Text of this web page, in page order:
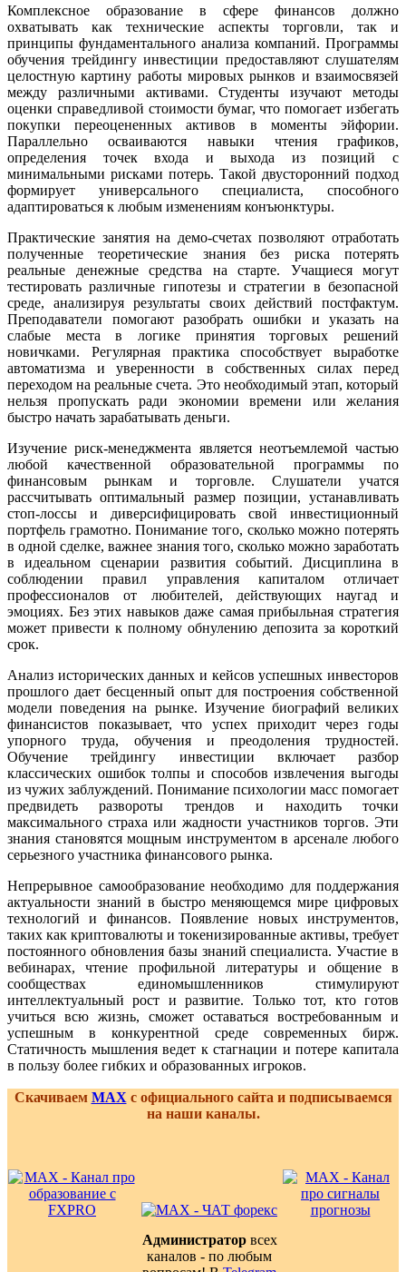
Комплексное образование в сфере финансов должно
охватывать как технические аспекты торговли, так и
принципы фундаментального анализа компаний. Программы
обучения трейдингу инвестиции предоставляют слушателям
целостную картину работы мировых рынков и взаимосвязей
между различными активами. Студенты изучают методы
оценки справедливой стоимости бумаг, что помогает избегать
покупки переоцененных активов в моменты эйфории.
Параллельно осваиваются навыки чтения графиков,
определения точек входа и выхода из позиций с
минимальными рисками потерь. Такой двусторонний подход
формирует универсального специалиста, способного
адаптироваться к любым изменениям конъюнктуры.
Практические занятия на демо-счетах позволяют отработать
полученные теоретические знания без риска потерять
реальные денежные средства на старте. Учащиеся могут
тестировать различные гипотезы и стратегии в безопасной
среде, анализируя результаты своих действий постфактум.
Преподаватели помогают разобрать ошибки и указать на
слабые места в логике принятия торговых решений
новичками. Регулярная практика способствует выработке
автоматизма и уверенности в собственных силах перед
переходом на реальные счета. Это необходимый этап, который
нельзя пропускать ради экономии времени или желания
быстро начать зарабатывать деньги.
Изучение риск-менеджмента является неотъемлемой частью
любой качественной образовательной программы по
финансовым рынкам и торговле. Слушатели учатся
рассчитывать оптимальный размер позиции, устанавливать
стоп-лоссы и диверсифицировать свой инвестиционный
портфель грамотно. Понимание того, сколько можно потерять
в одной сделке, важнее знания того, сколько можно заработать
в идеальном сценарии развития событий. Дисциплина в
соблюдении правил управления капиталом отличает
профессионалов от любителей, действующих наугад и
эмоциях. Без этих навыков даже самая прибыльная стратегия
может привести к полному обнулению депозита за короткий
срок.
Анализ исторических данных и кейсов успешных инвесторов
прошлого дает бесценный опыт для построения собственной
модели поведения на рынке. Изучение биографий великих
финансистов показывает, что успех приходит через годы
упорного труда, обучения и преодоления трудностей.
Обучение трейдингу инвестиции включает разбор
классических ошибок толпы и способов извлечения выгоды
из чужих заблуждений. Понимание психологии масс помогает
предвидеть развороты трендов и находить точки
максимального страха или жадности участников торгов. Эти
знания становятся мощным инструментом в арсенале любого
серьезного участника финансового рынка.
Непрерывное самообразование необходимо для поддержания
актуальности знаний в быстро меняющемся мире цифровых
технологий и финансов. Появление новых инструментов,
таких как криптовалюты и токенизированные активы, требует
постоянного обновления базы знаний специалиста. Участие в
вебинарах, чтение профильной литературы и общение в
сообществах единомышленников стимулируют
интеллектуальный рост и развитие. Только тот, кто готов
учиться всю жизнь, сможет оставаться востребованным и
успешным в конкурентной среде современных бирж.
Статичность мышления ведет к стагнации и потере капитала
в пользу более гибких и образованных игроков.
Скачиваем MAXс официального сайта и подписываемся
на наши каналы.
Администраторвсех
каналов - по любым